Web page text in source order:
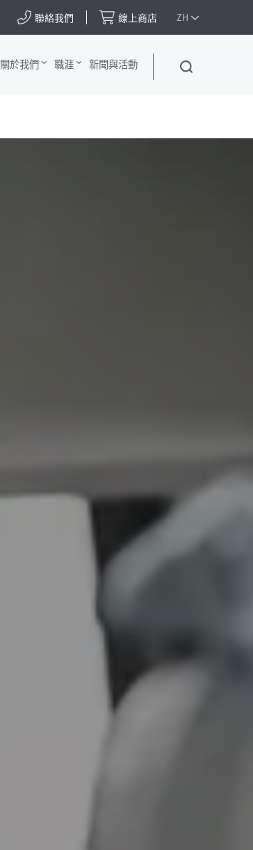
聯絡我們 線上商店 ZH
關於我們 職涯 新聞與活動